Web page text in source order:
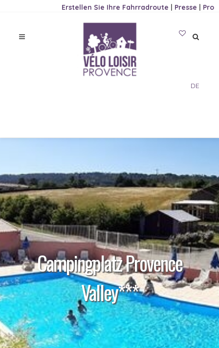
Erstellen Sie Ihre Fahrradroute | Presse | Pro
DE
Campingplatz Provence
Valley***